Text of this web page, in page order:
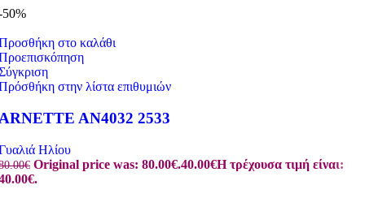
50%
στο καλάθι
στην λίστα επιθυμιών
AN4032 2533
Ηλίου
€ Original price was: 80.00€.40.00€Η τρέχουσα τιμή είναι: